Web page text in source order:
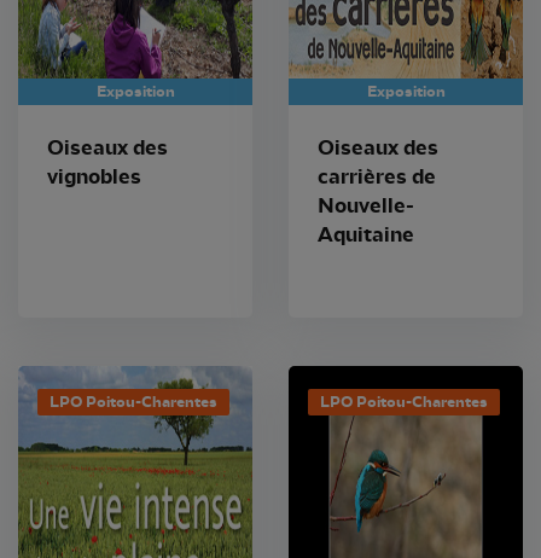
Exposition
Oiseaux des
vignobles
Exposition
Oiseaux des
carrières de
Nouvelle-
Aquitaine
LPO Poitou-Charentes LPO Poitou-Charentes